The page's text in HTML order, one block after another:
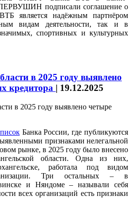
ПЕРВУШИН подписали соглашение о
является надёжным партнёром
видам деятельности, так и в
спортивных и культурных
в 2025 году выявлено
кредитора | 19.12.2025
Банка России, где публикуются
признаками нелегальной
рынке, в 2025 году было внесено
области. Одна из них,
работала под видом
Три остальных – в
и Няндоме – называли себя
всех организаций есть признаки